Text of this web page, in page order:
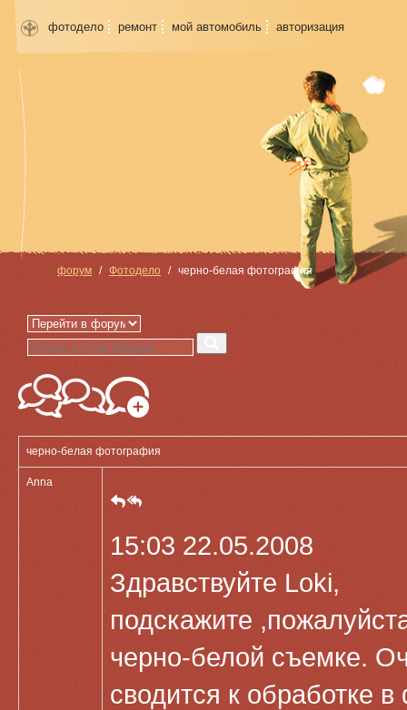
фотодело ремонт мой автомобиль авторизация
форум Фотодело черно-белая фотография
черно-белая фотография
Anna
15:03 22.05.2008
Здравствуйте Loki,
подскажите
черно-белой съемке.
сводится к обработке